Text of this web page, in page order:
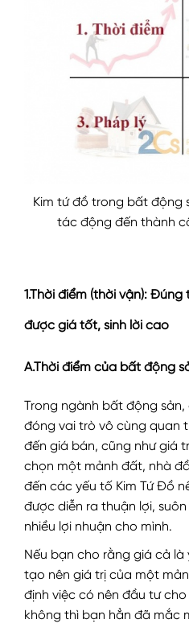
Kim tứ đồ trong bất động
tác động đến thành
1.Thời điểm (thời vận):
được giá tốt, sinh lời cao
A.Thời điểm của bất động
Trong ngành bất động
đóng vai trò vô cùng quan
đến giá bán, cũng như giá
chọn một mảnh đất, nhà
đến các yếu tố Kim Tứ Đồ
được diễn ra thuận lợi,
nhiều lợi nhuận cho mình.
Nếu bạn cho rằng giá cả
tạo nên giá trị của một
định việc có nên đầu tư
không thì bạn hẳn đã mắc